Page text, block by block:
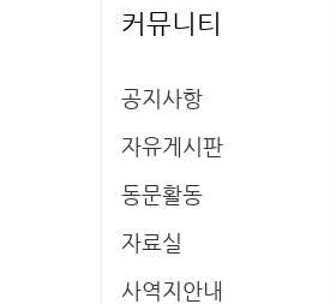
커뮤니티
공지사항
자유게시판
동문활동
자료실
사역지안내